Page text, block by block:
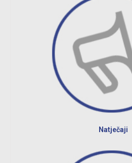
Natječaji